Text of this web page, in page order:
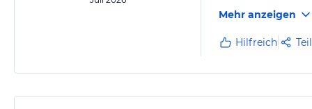
Allgemeine und unverbindliche Hoteliers-/Veranstalter-/
Gewähr und ohne Prüfung durch HolidayCheck. Bitte lies vor der
Mehr anzeigen
Hilfreich